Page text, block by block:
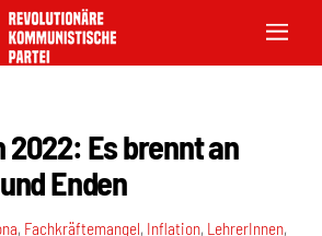
2022: Es brennt an
Enden
, Fachkräftemangel, Inflation, LehrerInnen,